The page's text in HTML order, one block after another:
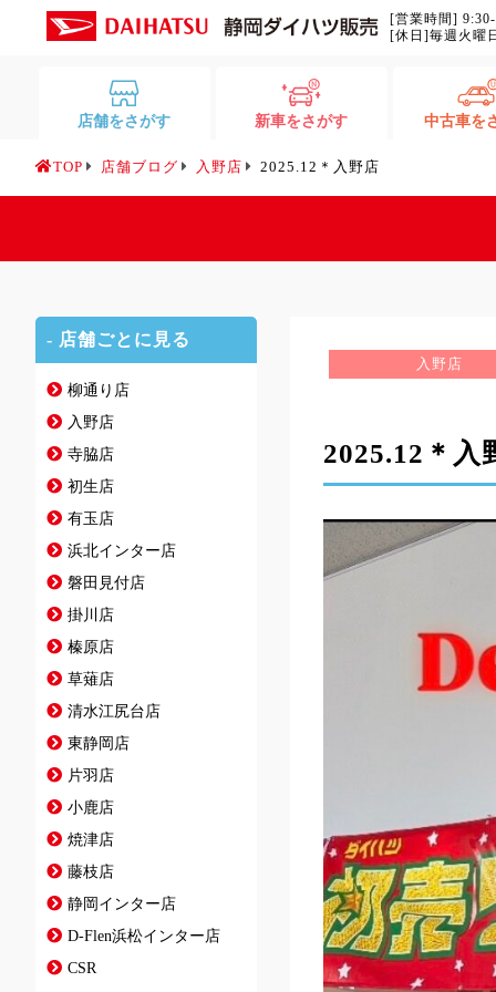
[営業時間]
[休日]毎週火曜
店舗をさがす 新車をさがす 中古車を
TOP 店舗ブログ 入野店 2025.12＊入野店
- 店舗ごとに見る
柳通り店
入野店
寺脇店
初生店
有玉店
浜北インター店
磐田見付店
掛川店
榛原店
草薙店
清水江尻台店
東静岡店
片羽店
小鹿店
焼津店
藤枝店
静岡インター店
D-Flen浜松インター店
CSR
入野店
2025.12＊入